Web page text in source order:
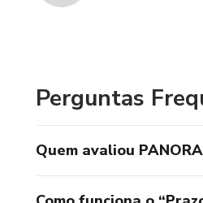
Perguntas
Quem avaliou